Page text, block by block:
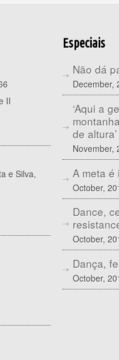
II
e Silva,
Especiais
Não dá
December,
‘Aqui a
de altura’
November,
A meta
October,
Dance,
October,
Dança,
October,